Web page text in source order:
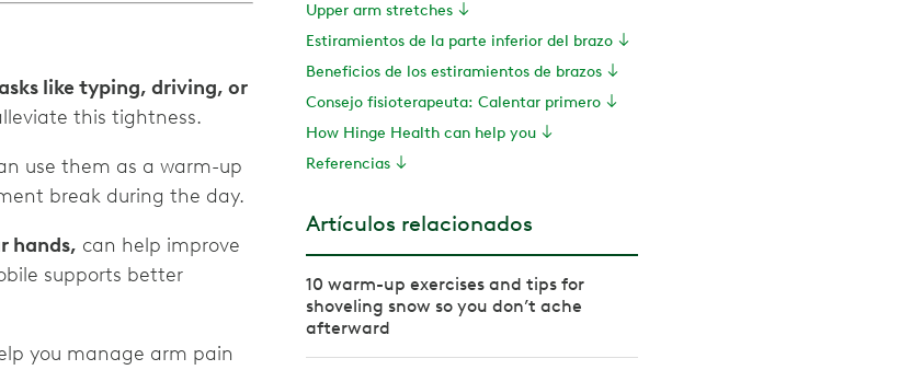
like typing, driving, or
this tightness.
use them as a warm-up
break during the day.
hands, can help improve
supports better
you manage arm pain
Upper arm stretches
Estiramientos de la parte inferior del brazo
Beneficios de los estiramientos de brazos
Consejo fisioterapeuta: Calentar primero
How Hinge Health can help you
Referencias
Artículos relacionados
10 warm-up exercises and tips for
shoveling snow so you don’t ache
afterward